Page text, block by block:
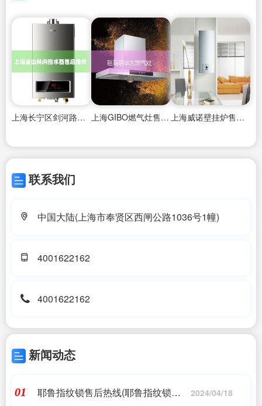
上海长宁区剑河路热水器维修公司地址查询 上海GIBO燃气灶售后维修中心 上海威诺壁挂炉售后维修电话,
联系我们
中国大陆(上海市奉贤区西闸公路1036号1幢)
4001622162
4001622162
新闻动态
01
耶鲁指纹锁售后热线(耶鲁指纹锁
2024/04/18